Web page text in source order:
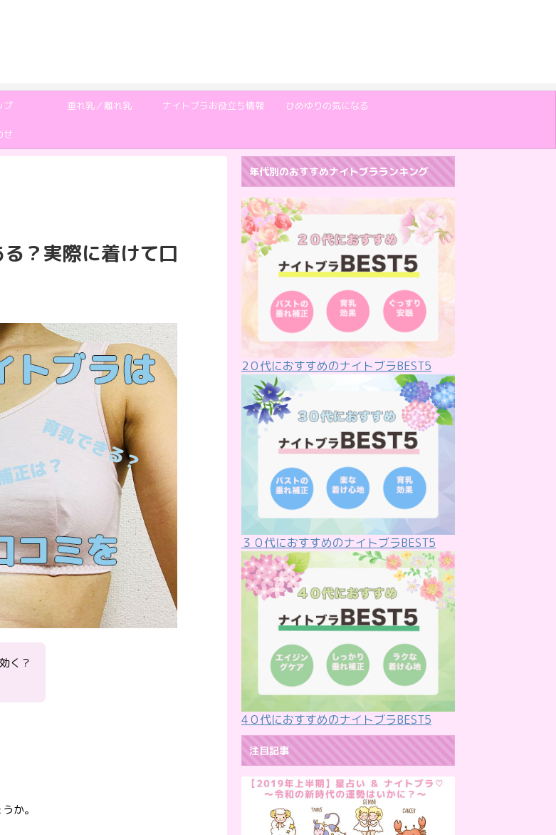
プ 垂れ乳／離れ乳 ナイトブラお役立ち情報 ひめゆりの気になる
せ
？実際に着けて口
く？
か。
年代別のおすすめナイトブラランキング
2０代におすすめのナイトブラBEST5
３０代におすすめのナイトブラBEST5
4０代におすすめのナイトブラBEST5
注目記事